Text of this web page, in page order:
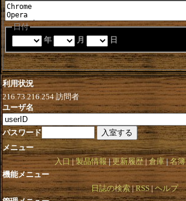
日付
年
月 日
利用状況
216.73.216.254訪問者
ユーザ名
パスワード
メニュー
入口 製品情報 更新履歴 倉庫 名簿
機能メニュー
日誌の検索 RSS ヘルプ